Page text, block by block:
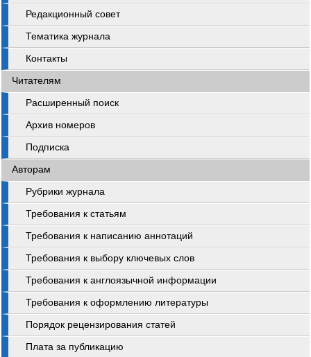
Редакционный совет
Тематика журнала
Контакты
Читателям
Расширенный поиск
Архив номеров
Подписка
Авторам
Рубрики журнала
Требования к статьям
Требования к написанию аннотаций
Требования к выбору ключевых слов
Требования к англоязычной информации
Требования к оформлению литературы
Порядок рецензирования статей
Плата за публикацию